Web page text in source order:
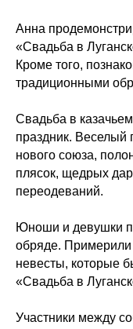
Анна
«Свадьба в
Кроме того,
традиционными
Свадьба в
праздник.
нового союза,
плясок, щедрых
переодеваний.
Юноши и девушки
обряде.
невесты, которые
«Свадьба в
Участники между